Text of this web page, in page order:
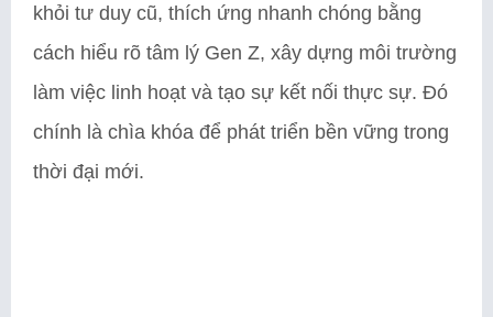
khỏi tư duy cũ, thích ứng nhanh chóng bằng
cách hiểu rõ tâm lý Gen Z, xây dựng môi trường
làm việc linh hoạt và tạo sự kết nối thực sự. Đó
chính là chìa khóa để phát triển bền vững trong
thời đại mới.